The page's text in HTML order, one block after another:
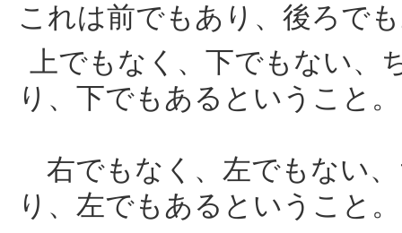
これは前でもあり、後ろで
上でもなく、下でもない
り、下でもあるということ。
右でもなく、左でもない
り、左でもあるということ。